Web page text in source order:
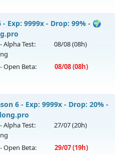
Full - Tặng VIP CODE
máy chủ
✨ ⚡️
- Exp: 9999x - Drop: 99% - 🌍
- Alpha Test: 08/08(08h)
- Open Beta: 08/08(08h)
https://muhoalong.pro
máy chủ
vào 08h ngày
6 - Exp: 9999x - Drop: 20% -
- Alpha Test: 27/07(20h)
- Open Beta: 29/07(19h)